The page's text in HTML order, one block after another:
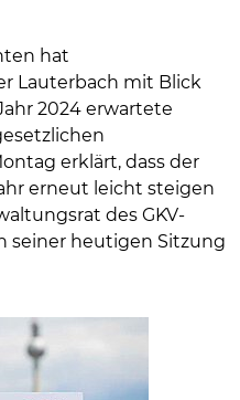
hat
Lauterbach mit Blick
2024 erwartete
erklärt, dass der
erneut leicht steigen
des GKV-
seiner heutigen Sitzung